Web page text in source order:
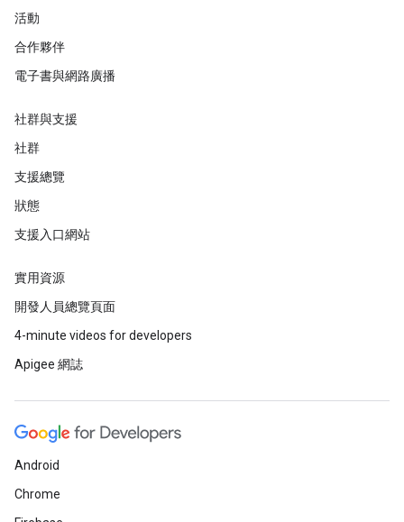
活動
合作夥伴
電子書與網路廣播
社群與支援
社群
支援總覽
狀態
支援入口網站
實用資源
開發人員總覽頁面
4-minute videos for developers
Apigee 網誌
Android
Chrome